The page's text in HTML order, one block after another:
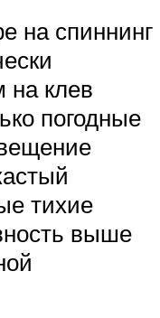
на спиннинг
на клев
погодные
тихие
выше